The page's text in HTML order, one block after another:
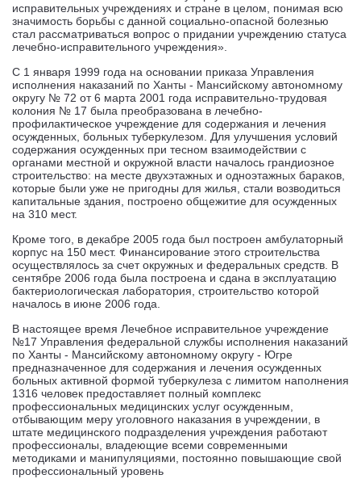
исправительных учреждениях и стране в целом, понимая всю
значимость борьбы с данной социально-опасной болезнью
стал рассматриваться вопрос о придании учреждению статуса
лечебно-исправительного учреждения».
С 1 января 1999 года на основании приказа Управления
исполнения наказаний по Ханты - Мансийскому автономному
округу № 72 от 6 марта 2001 года исправительно-трудовая
колония № 17 была преобразована в лечебно-
профилактическое учреждение для содержания и лечения
осужденных, больных туберкулезом. Для улучшения условий
содержания осужденных при тесном взаимодействии с
органами местной и окружной власти началось грандиозное
строительство: на месте двухэтажных и одноэтажных бараков,
которые были уже не пригодны для жилья, стали возводиться
капитальные здания, построено общежитие для осужденных
на 310 мест.
Кроме того, в декабре 2005 года был построен амбулаторный
корпус на 150 мест. Финансирование этого строительства
осуществлялось за счет окружных и федеральных средств. В
сентябре 2006 года была построена и сдана в эксплуатацию
бактериологическая лаборатория, строительство которой
началось в июне 2006 года.
В настоящее время Лечебное исправительное учреждение
№17 Управления федеральной службы исполнения наказаний
по Ханты - Мансийскому автономному округу - Югре
предназначенное для содержания и лечения осужденных
больных активной формой туберкулеза с лимитом наполнения
1316 человек предоставляет полный комплекс
профессиональных медицинских услуг осужденным,
отбывающим меру уголовного наказания в учреждении, в
штате медицинского подразделения учреждения работают
профессионалы, владеющие всеми современными
методиками и манипуляциями, постоянно повышающие свой
профессиональный уровень